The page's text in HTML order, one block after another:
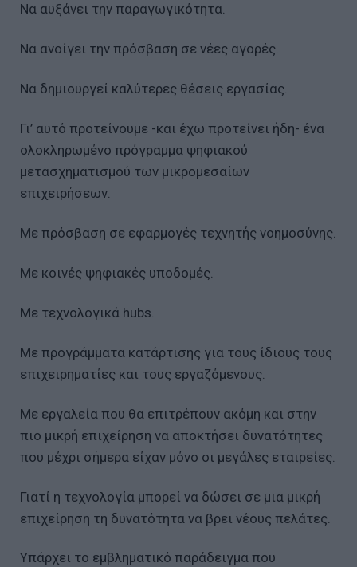
Να αυξάνει την παραγωγικότητα.
Να ανοίγει την πρόσβαση σε νέες αγορές.
Να δημιουργεί καλύτερες θέσεις εργασίας.
Γι’ αυτό προτείνουμε -και έχω προτείνει ήδη- ένα
ολοκληρωμένο πρόγραμμα ψηφιακού
μετασχηματισμού των μικρομεσαίων
επιχειρήσεων.
Με πρόσβαση σε εφαρμογές τεχνητής νοημοσύνης.
Με κοινές ψηφιακές υποδομές.
Με τεχνολογικά hubs.
Με προγράμματα κατάρτισης για τους ίδιους τους
επιχειρηματίες και τους εργαζόμενους.
Με εργαλεία που θα επιτρέπουν ακόμη και στην
πιο μικρή επιχείρηση να αποκτήσει δυνατότητες
που μέχρι σήμερα είχαν μόνο οι μεγάλες εταιρείες.
Γιατί η τεχνολογία μπορεί να δώσει σε μια μικρή
επιχείρηση τη δυνατότητα να βρει νέους πελάτες.
Υπάρχει το εμβληματικό παράδειγμα που